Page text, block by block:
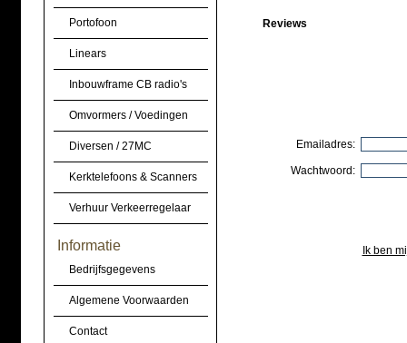
Portofoon
Linears
Inbouwframe CB radio's
Omvormers / Voedingen
Diversen / 27MC
Kerktelefoons & Scanners
Verhuur Verkeerregelaar
Informatie
Bedrijfsgegevens
Algemene Voorwaarden
Contact
Reviews
Emailadres:
Wachtwoord:
Ik ben